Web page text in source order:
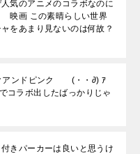
人気のアニメのコラボなのに
映画 この素晴らしい世界
をあまり見ないのは何故？
アンドピンク (・・∂) ｱ
コラボ出したばっかりじゃ
付きパーカーは良いと思うけ